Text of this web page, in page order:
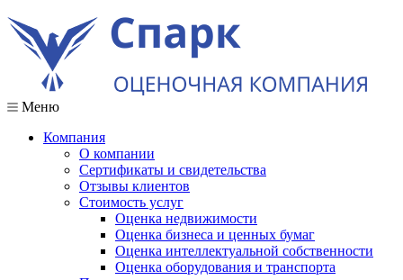
Меню
Компания
О компании
Сертификаты и свидетельства
Отзывы клиентов
Стоимость услуг
Оценка недвижимости
Оценка бизнеса и ценных бумаг
Оценка интеллектуальной собственности
Оценка оборудования и транспорта